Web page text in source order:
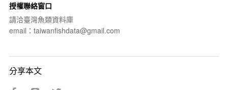
授權聯絡窗口
請洽臺灣魚類資料庫
email：taiwanfishdata@gmail.com
分享本文